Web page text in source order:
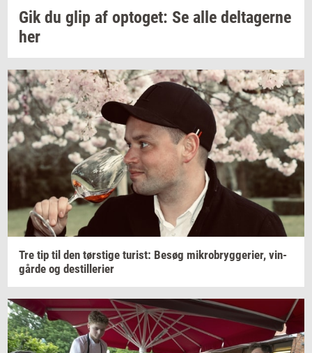
Gik du glip af op­to­get: Se alle del­ta­ger­ne
her
Tre tip til den tørsti­ge turist: Besøg mi­kro­bryg­ge­ri­er, vin­
går­de og destil­le­ri­er